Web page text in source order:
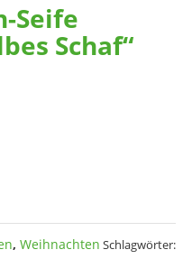
Seife
Schaf“
, Weihnachten Schlagwörter: